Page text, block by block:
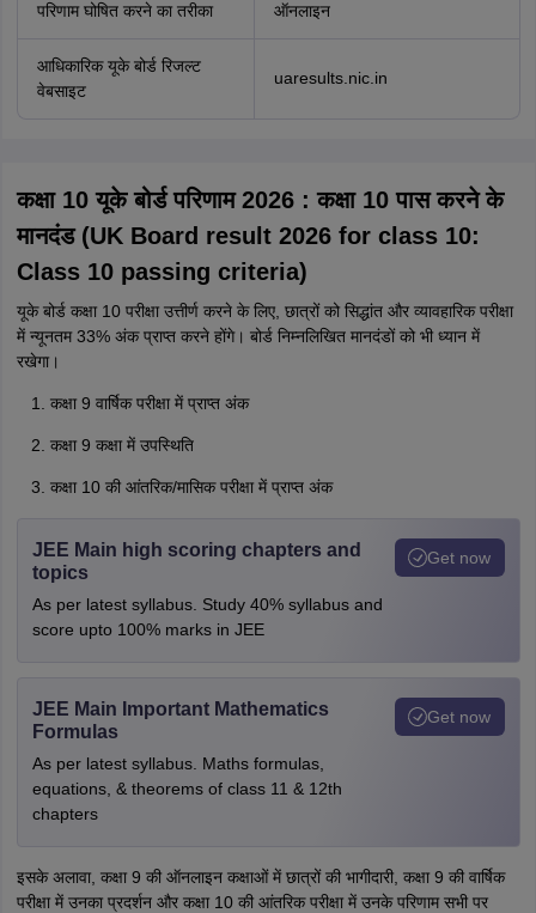
परिणाम घोषित करने का तरीका ऑनलाइन
आधिकारिक यूके बोर्ड रिजल्ट
वेबसाइट
uaresults.nic.in
कक्षा 10 यूके बोर्ड परिणाम 2026 : कक्षा 10 पास करने के
मानदंड (UK Board result 2026 for class 10:
Class 10 passing criteria)
यूके बोर्ड कक्षा 10 परीक्षा उत्तीर्ण करने के लिए, छात्रों को सिद्धांत और व्यावहारिक परीक्षा
में न्यूनतम 33% अंक प्राप्त करने होंगे। बोर्ड निम्नलिखित मानदंडों को भी ध्यान में
रखेगा।
कक्षा 9 वार्षिक परीक्षा में प्राप्त अंक
कक्षा 9 कक्षा में उपस्थिति
कक्षा 10 की आंतरिक/मासिक परीक्षा में प्राप्त अंक
JEE Main high scoring chapters and
topics
As per latest syllabus. Study 40% syllabus and
score upto 100% marks in JEE
Get now
JEE Main Important Mathematics
Formulas
As per latest syllabus. Maths formulas,
equations, & theorems of class 11 & 12th
chapters
Get now
इसके अलावा, कक्षा 9 की ऑनलाइन कक्षाओं में छात्रों की भागीदारी, कक्षा 9 की वार्षिक
परीक्षा में उनका प्रदर्शन और कक्षा 10 की आंतरिक परीक्षा में उनके परिणाम सभी पर